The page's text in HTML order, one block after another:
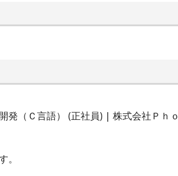
発（Ｃ言語） (正社員) | 株式会社Ｐｈ